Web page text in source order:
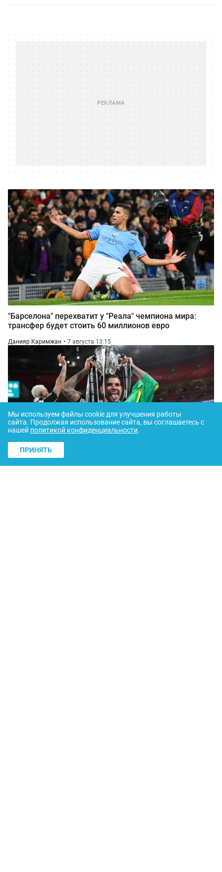
"Барселона" перехватит у "Реала" чемпиона мира:
трансфер будет стоить 60 миллионов евро
Данияр Каримжан 7 августа 13:15
Мы используем файлы cookie для улучшения работы
сайта. Продолжая использование сайта, вы соглашаетесь с
нашей политикой конфиденциальности.
ПРИНЯТЬ